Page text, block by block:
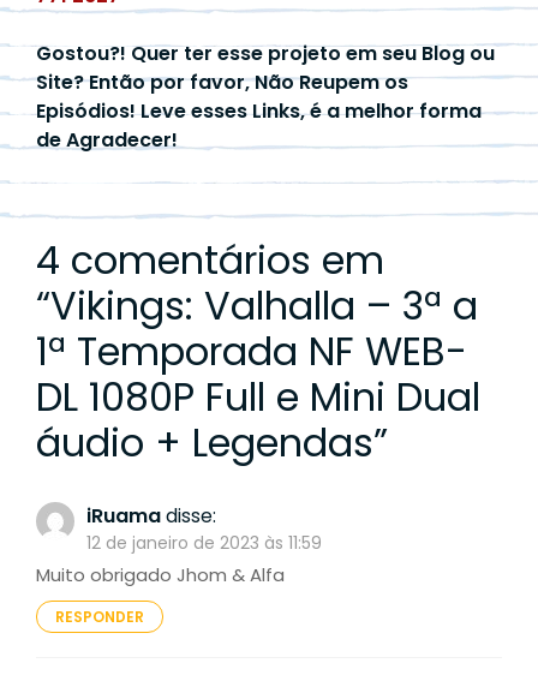
Gostou?! Quer ter esse projeto em seu Blog ou
Site? Então por favor, Não Reupem os
Episódios! Leve esses Links, é a melhor forma
de Agradecer!
4 comentários em
“Vikings: Valhalla – 3ª a
1ª Temporada NF WEB-
DL 1080P Full e Mini Dual
áudio + Legendas”
iRuamadisse:
12 de janeiro de 2023 às 11:59
Muito obrigado Jhom & Alfa
RESPONDER